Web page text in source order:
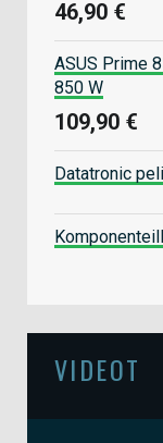
46,90 €
ASUS Prime
850 W
109,90 €
Datatronic
VIDEOT